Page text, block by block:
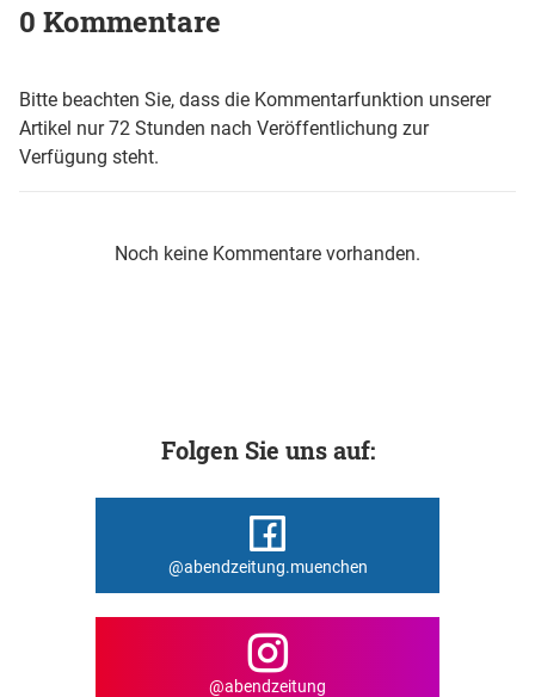
0 Kommentare
Bitte beachten Sie, dass die Kommentarfunktion unserer
Artikel nur 72 Stunden nach Veröffentlichung zur
Verfügung steht.
Noch keine Kommentare vorhanden.
Folgen Sie uns auf:
@abendzeitung.muenchen
@abendzeitung